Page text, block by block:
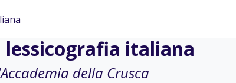
lessicografia italiana
della Crusca